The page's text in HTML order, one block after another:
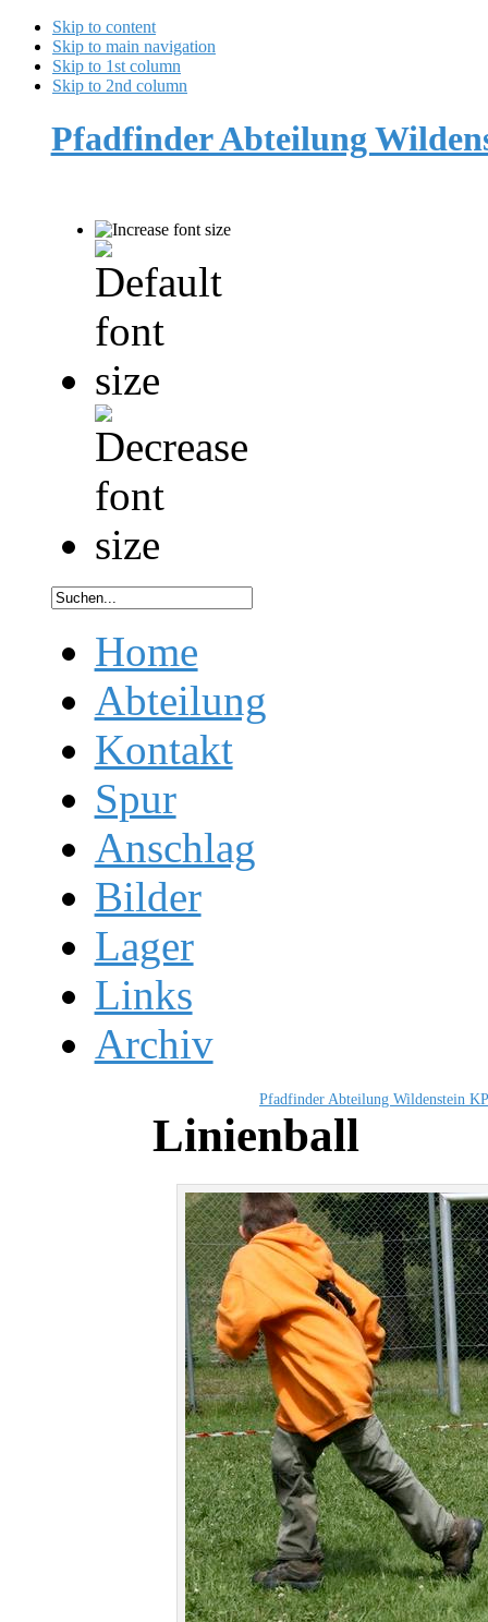
Skip to content
Skip to main navigation
Skip to 1st column
Skip to 2nd column
Pfadfinder Abteilung
Home
Abteilung
Kontakt
Spur
Anschlag
Bilder
Lager
Links
Archiv
Pfadfinder Abteilung Wildenstein
Linienball